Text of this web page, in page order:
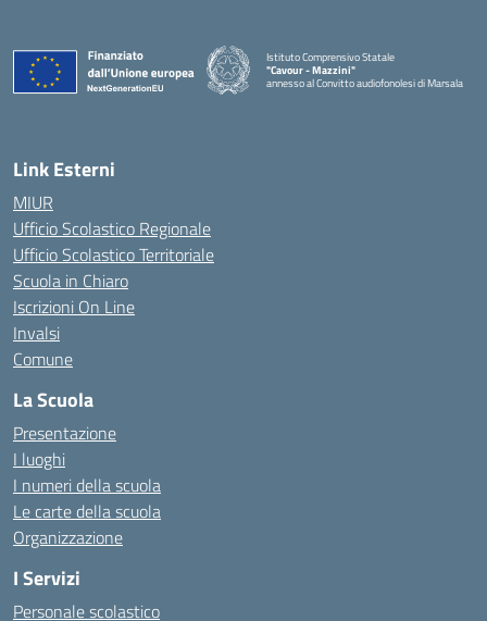
Istituto Comprensivo Statale
"Cavour - Mazzini"
annesso al Convitto audiofonolesi di Marsala
Link Esterni
MIUR
Ufficio Scolastico Regionale
Ufficio Scolastico Territoriale
Scuola in Chiaro
Iscrizioni On Line
Invalsi
Comune
La Scuola
Presentazione
I luoghi
I numeri della scuola
Le carte della scuola
Organizzazione
I Servizi
Personale scolastico